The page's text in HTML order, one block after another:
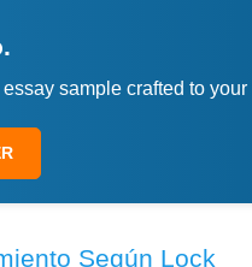
sample crafted to your
Según Lock